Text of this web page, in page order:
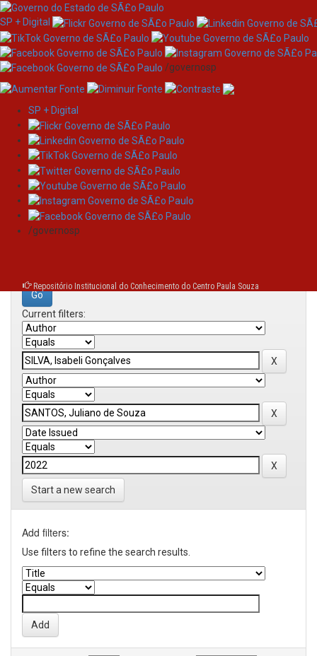
Skip
navigation
SP + Digital
/governosp
SP + Digital
/governosp
Repositório Institucional do Conhecimento do Centro Paula Souza
Search
Search:
Current filters:
Start a new search
Add filters:
Use filters to refine the search results.